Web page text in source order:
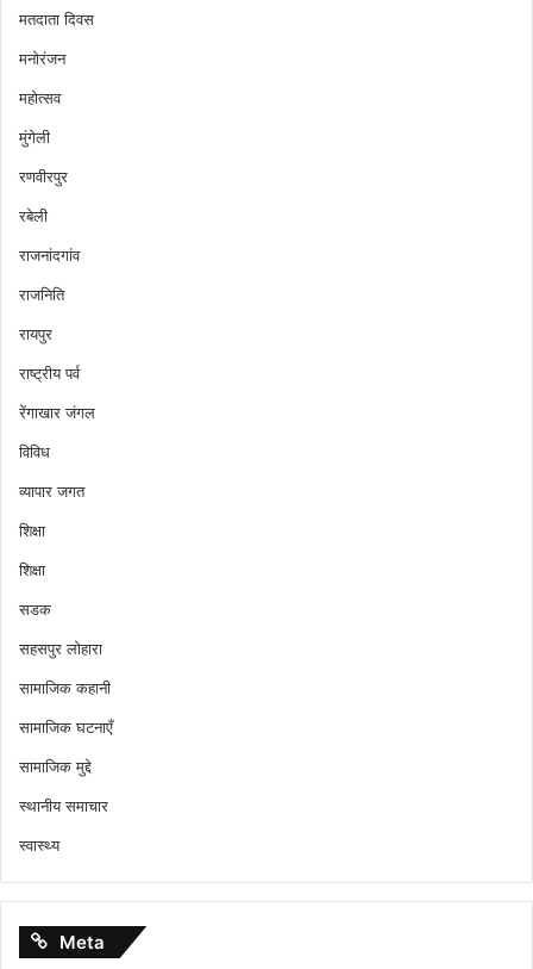
मतदाता दिवस
मनोरंजन
महोत्सव
मुंगेली
रणवीरपुर
रबेली
राजनांदगांव
राजनिति
रायपुर
राष्ट्रीय पर्व
रेंगाखार जंगल
विविध
व्यापार जगत
शिक्षा
शिक्षा
सडक
सहसपुर लोहारा
सामाजिक कहानी
सामाजिक घटनाएँ
सामाजिक मुद्दे
स्थानीय समाचार
स्वास्थ्य
Meta